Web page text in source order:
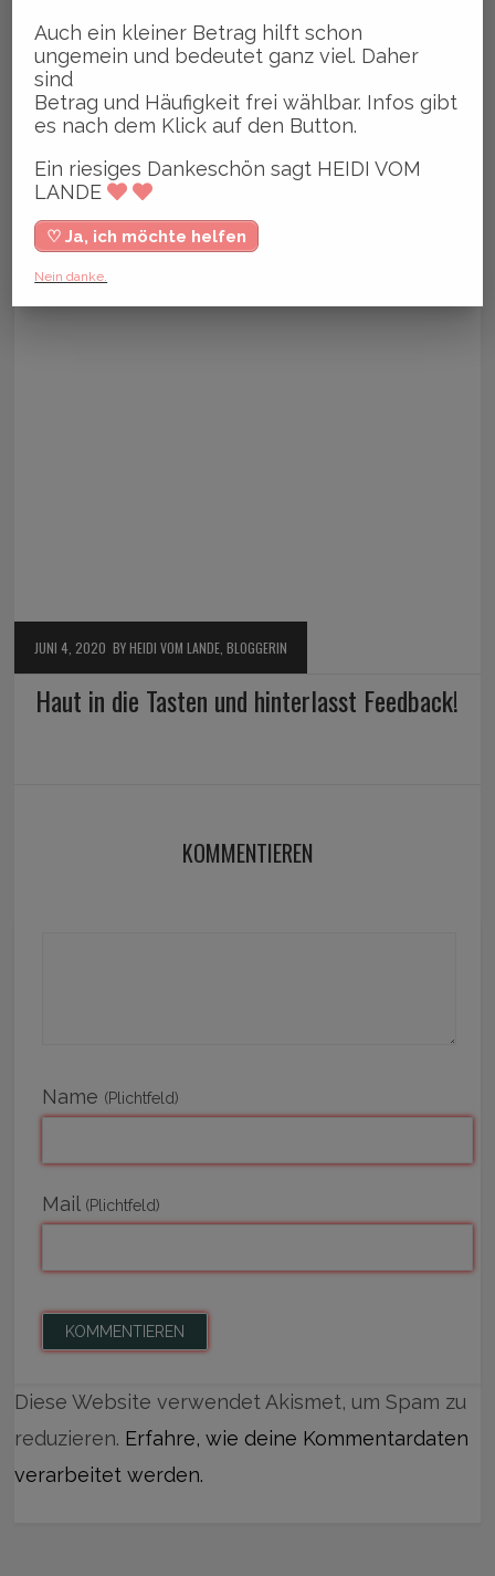
JUNI 4, 2020 BY HEIDI VOM LANDE, BLOGGERIN
Haut in die Tasten und hinterlasst Feedback!
KOMMENTIEREN
Name (Plichtfeld)
Mail (Plichtfeld)
Diese Website verwendet Akismet, um Spam zu
reduzieren. Erfahre, wie deine Kommentardaten
verarbeitet werden.
Auch ein kleiner Betrag hilft schon
ungemein und bedeutet ganz viel. Daher
sind
Betrag und Häufigkeit frei wählbar. Infos gibt
es nach dem Klick auf den Button.
Ein riesiges Dankeschön sagt HEIDI VOM
LANDE
♡ Ja, ich möchte helfen
Nein danke.